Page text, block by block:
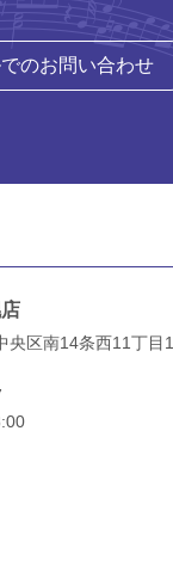
でのお問い合わせ
央区南14条西11丁目